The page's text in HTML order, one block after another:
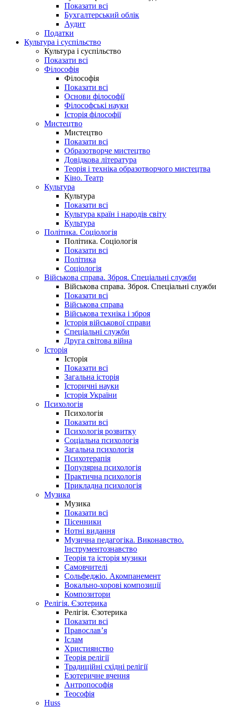
Показати всі
Бухгалтерський облік
Аудит
Податки
Культура і суспільство
Культура і суспільство
Показати всі
Філософія
Філософія
Показати всі
Основи філософії
Філософські науки
Історія філософії
Мистецтво
Мистецтво
Показати всі
Образотворче мистецтво
Довідкова література
Теорія і техніка образотворчого мистецтва
Кіно. Театр
Культура
Культура
Показати всі
Культура країн і народів світу
Культура
Політика. Соціологія
Політика. Соціологія
Показати всі
Політика
Соціологія
Військова справа. Зброя. Спеціальні служби
Військова справа. Зброя. Спеціальні служби
Показати всі
Військова справа
Військова техніка і зброя
Історія військової справи
Спеціальні служби
Друга світова війна
Історія
Історія
Показати всі
Загальна історія
Історичні науки
Історія України
Психологія
Психологія
Показати всі
Психологія розвитку
Соціальна психологія
Загальна психологія
Психотерапія
Популярна психологія
Практична психологія
Прикладна психологія
Музика
Музика
Показати всі
Пісенники
Нотні видання
Музична педагогіка. Виконавство.
Інструментознавство
Теорія та історія музики
Самовчителі
Сольфеджіо. Акомпанемент
Вокально-хорові композиції
Композитори
Релігія. Єзотерика
Релігія. Єзотерика
Показати всі
Православ’я
Іслам
Християнство
Теорія релігії
Традиційні східні релігії
Езотеричне вчення
Антропософія
Теософія
Huss